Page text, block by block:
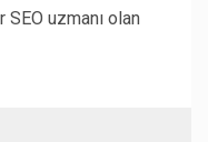
uzmanı olan